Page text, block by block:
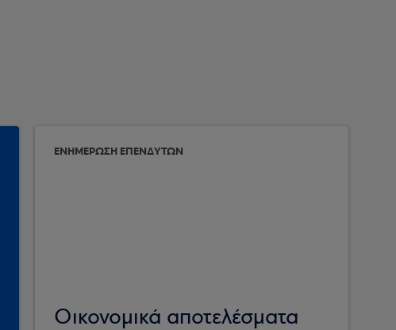
ΕΝΗΜΕΡΩΣΗ ΕΠΕΝΔΥΤΩΝ
Οικονομικά αποτελέσματα